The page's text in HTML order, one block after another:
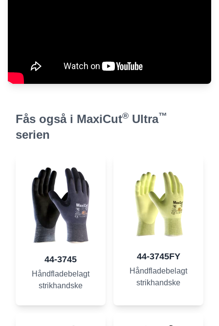
Fås også i MaxiCut® Ultra™
serien
44-3745
Håndfladebelagt
strikhandske
44-3745FY
Håndfladebelagt
strikhandske